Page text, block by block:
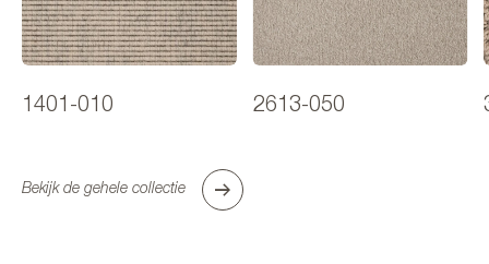
1401-010 2613-050
Bekijk de gehele collectie